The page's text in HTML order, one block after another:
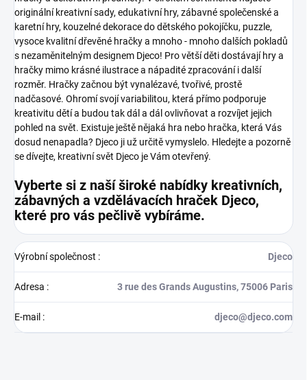
originální kreativní sady, edukativní hry, zábavné společenské a
karetní hry, kouzelné dekorace do dětského pokojíčku, puzzle,
vysoce kvalitní dřevěné hračky a mnoho - mnoho dalších pokladů
s nezaměnitelným designem Djeco! Pro větší děti dostávají hry a
hračky mimo krásné ilustrace a nápadité zpracování i další
rozměr. Hračky začnou být vynalézavé, tvořivé, prostě
nadčasové. Ohromí svojí variabilitou, která přímo podporuje
kreativitu dětí a budou tak dál a dál ovlivňovat a rozvíjet jejich
pohled na svět. Existuje ještě nějaká hra nebo hračka, která Vás
dosud nenapadla? Djeco ji už určitě vymyslelo. Hledejte a pozorně
se dívejte, kreativní svět Djeco je Vám otevřený.
Vyberte si z naší široké nabídky kreativních,
zábavných a vzdělávacích hraček Djeco,
které pro vás pečlivě vybíráme.
Výrobní společnost : Djeco
Adresa : 3 rue des Grands Augustins, 75006 Paris
E-mail : djeco@djeco.com